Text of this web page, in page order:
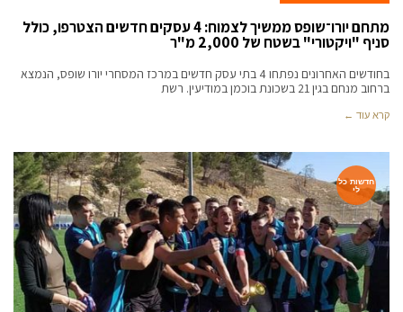
מתחם יורו־שופס ממשיך לצמוח: 4 עסקים חדשים הצטרפו, כולל
סניף "ויקטורי" בשטח של 2,000 מ"ר
בחודשים האחרונים נפתחו 4 בתי עסק חדשים במרכז המסחרי יורו שופס, הנמצא
ברחוב מנחם בגין 21 בשכונת בוכמן במודיעין. רשת
קרא עוד ←
חדשות כל
לי